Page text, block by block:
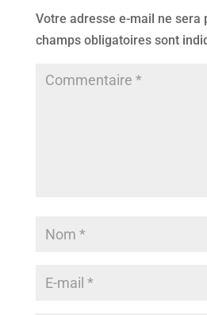
Votre adresse e-mail ne sera
champs obligatoires sont